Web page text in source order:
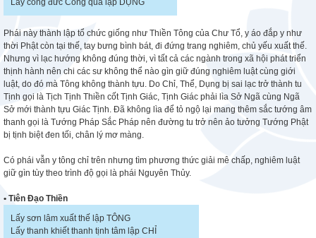
Lấy công đức Công quả lập DỤNG
Phái này thành lập tổ chức giống như Thiền Tông của Chư Tổ, y áo đắp y như
thời Phật còn tại thế, tay bưng bình bát, đi đứng trang nghiêm, chủ yếu xuất thế.
Nhưng vì lạc hướng không đúng thời, vì tất cả các ngành trong xã hội phát triển
thịnh hành nên chi các sư không thể nào gìn giữ đúng nghiêm luật cùng giới
luật, do đó mà Tông không thành tựu. Do Chỉ, Thể, Dụng bị sai lạc trở thành tu
Tịnh gọi là Tịch Tịnh Thiền cốt Tịnh Giác, Tịnh Giác phải lìa Sở Ngã cùng Ngã
Sở mới thành tựu Giác Tịnh. Đã không lìa để tỏ ngộ lại mang thêm sắc tướng âm
thanh gọi là Tướng Pháp Sắc Pháp nên đường tu trở nên ảo tưởng Tướng Phật
bị tịnh biệt đen tối, chân lý mơ màng.
Có phái vẫn y tông chỉ trên nhưng tìm phương thức giải mê chấp, nghiêm luật
giữ gìn tùy theo trình độ gọi là phái Nguyên Thủy.
• Tiên Đạo Thiền
Lấy sơn lâm xuất thế lập TÔNG
Lấy thanh khiết thanh tịnh tâm lập CHỈ